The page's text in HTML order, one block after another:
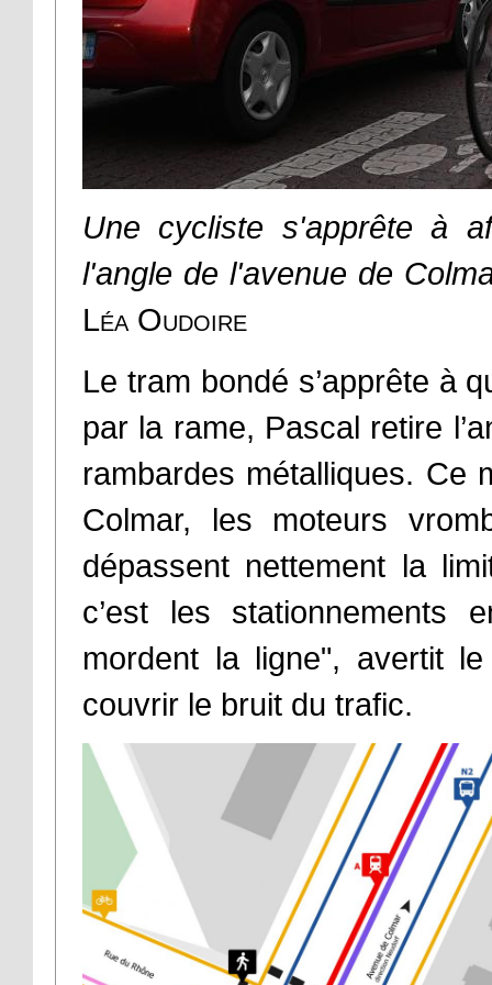
Une cycliste s'apprête à
l'angle de l'avenue de
Léa Oudoire
Le tram bondé s’apprête à
par la rame, Pascal retire
rambardes métalliques. Ce
Colmar, les moteurs
dépassent nettement la
c’est les stationnements
mordent la ligne", avertit
couvrir le bruit du trafic.